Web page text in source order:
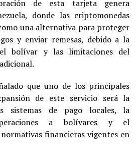
de esta tarjeta genera
donde las criptomonedas
una alternativa para proteger
y enviar remesas, debido a la
bolívar y las limitaciones del
que uno de los principales
de este servicio será la
sistemas de pago locales, la
a bolívares y el
financieras vigentes en